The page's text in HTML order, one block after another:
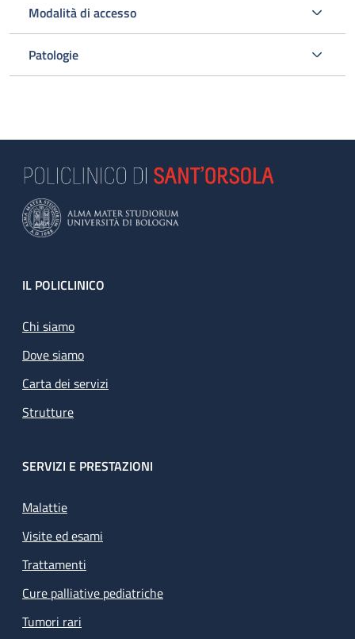
Modalità di accesso
Patologie
Footer
IL POLICLINICO
Chi siamo
Dove siamo
Carta dei servizi
Strutture
SERVIZI E PRESTAZIONI
Malattie
Visite ed esami
Trattamenti
Cure palliative pediatriche
Tumori rari